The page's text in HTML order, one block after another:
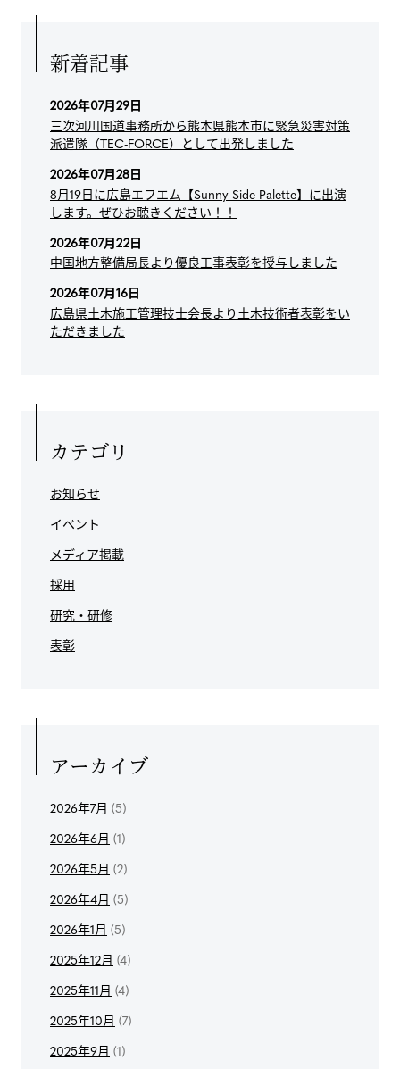
新着記事
2026年07月29日
三次河川国道事務所から熊本県熊本市に緊急災害対策
派遣隊（TEC-FORCE）として出発しました
2026年07月28日
8月19日に広島エフエム【Sunny Side Palette】に出演
します。ぜひお聴きください！！
2026年07月22日
中国地方整備局長より優良工事表彰を授与しました
2026年07月16日
広島県土木施工管理技士会長より土木技術者表彰をい
ただきました
カテゴリ
お知らせ
イベント
メディア掲載
採用
研究・研修
表彰
アーカイブ
2026年7月 (5)
2026年6月 (1)
2026年5月 (2)
2026年4月 (5)
2026年1月 (5)
2025年12月 (4)
2025年11月 (4)
2025年10月 (7)
2025年9月 (1)